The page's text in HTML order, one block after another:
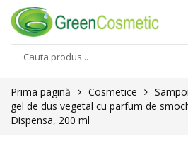
Prima pagină Cosmetice
gel de dus vegetal cu parfum de
Dispensa, 200 ml